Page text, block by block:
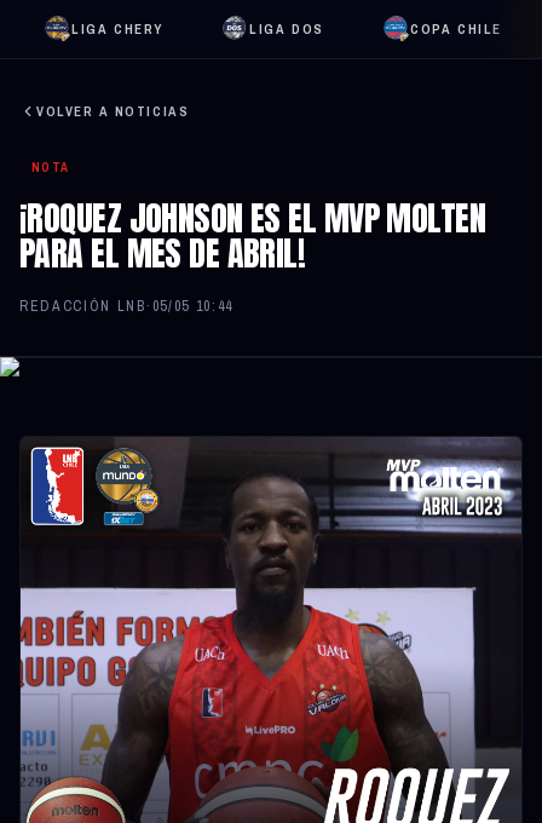
LIGA CHERY LIGA DOS COPA CHILE
VOLVER A NOTICIAS
NOTA
¡ROQUEZ JOHNSON ES EL MVP MOLTEN
PARA EL MES DE ABRIL!
REDACCIÓN LNB· 05/05 10:44